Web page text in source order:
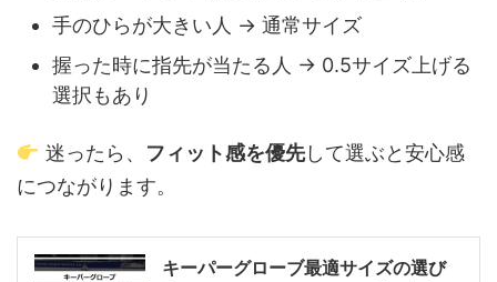
手のひらが大きい人 → 通常サイズ
握った時に指先が当たる人 → 0.5サイズ上げる
選択もあり
迷ったら、 フィット感を優先して選ぶと安心感
につながります。
キーパーグローブ最適サイズの選び